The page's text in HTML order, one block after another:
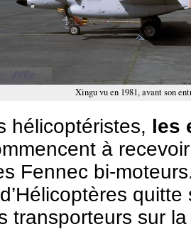
Xingu vu en 1981, avant son
hélicoptéristes, les
à
Fennec bi-
transporteurs sur